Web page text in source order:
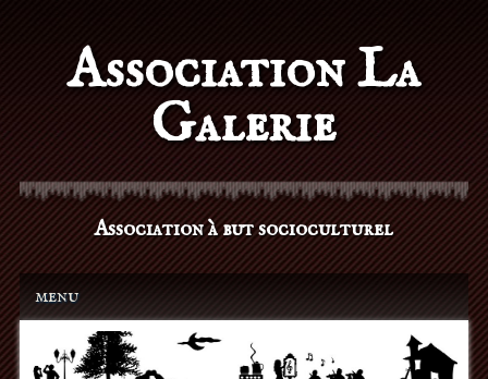
Association La
Galerie
Association à but socioculturel
Main menu
Skip to content
menu